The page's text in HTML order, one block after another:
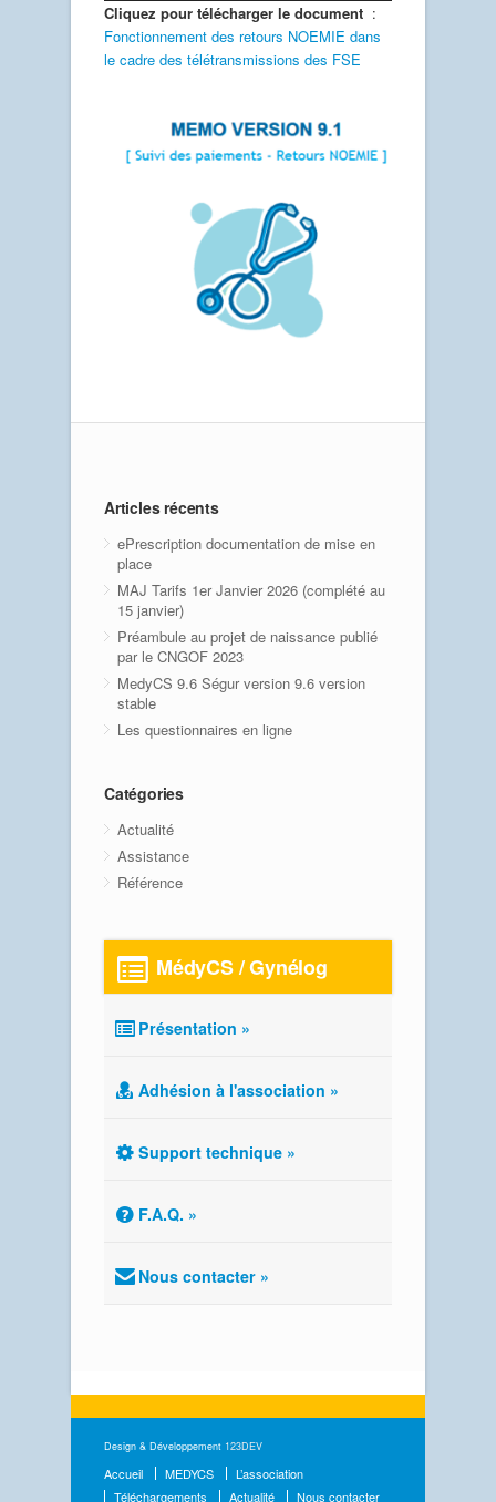
Cliquez pour télécharger le document :
Fonctionnement des retours NOEMIE dans
le cadre des télétransmissions des FSE
Articles récents
ePrescription documentation de mise en
place
MAJ Tarifs 1er Janvier 2026 (complété au
15 janvier)
Préambule au projet de naissance publié
par le CNGOF 2023
MedyCS 9.6 Ségur version 9.6 version
stable
Les questionnaires en ligne
Catégories
Actualité
Assistance
Référence
MédyCS / Gynélog
Présentation »
Adhésion à l'association »
Support technique »
F.A.Q. »
Nous contacter »
Design & Développement 123DEV
Accueil MEDYCS
L’association
Téléchargements
Actualité Nous contacter